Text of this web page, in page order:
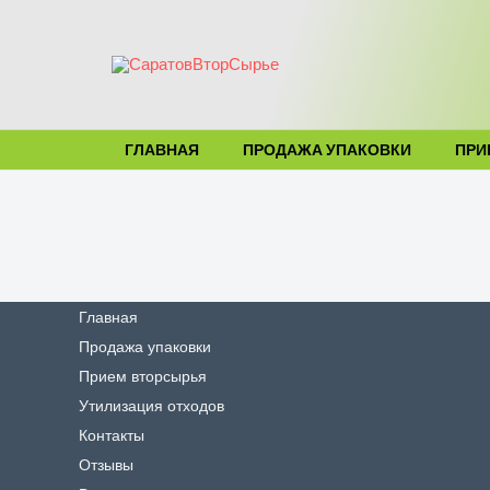
ГЛАВНАЯ ПРОДАЖА УПАКОВКИ
Главная
Продажа упаковки
Прием вторсырья
Утилизация отходов
Контакты
Отзывы